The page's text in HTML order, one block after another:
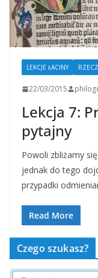
LEKCJE ŁACINY
22/03/2015
Lekcja 7:
pytajny
Powoli zbliżamy
jednak do tego
przypadki
Read More
Czego szukasz?